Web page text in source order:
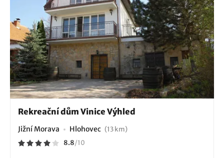
Rekreační dům Vinice Výhled
Jižní Morava Hlohovec (13 km)
8.8/10